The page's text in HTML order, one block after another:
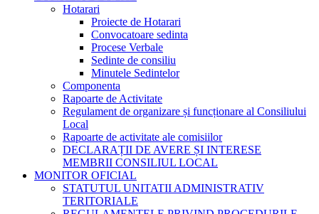
Hotarari
Proiecte de Hotarari
Convocatoare sedinta
Procese Verbale
Sedinte de consiliu
Minutele Sedintelor
Componenta
Rapoarte de Activitate
Regulament de organizare și funcționare al Consiliului
Local
Rapoarte de activitate ale comisiilor
DECLARAȚII DE AVERE ȘI INTERESE
MEMBRII CONSILIUL LOCAL
MONITOR OFICIAL
STATUTUL UNITATII ADMINISTRATIV
TERITORIALE